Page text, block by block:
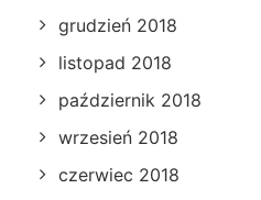
grudzień 2018
listopad 2018
październik 2018
wrzesień 2018
czerwiec 2018